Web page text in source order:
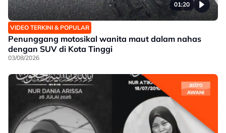
01:20
VIDEO TERKINI & POPULAR
Penunggang motosikal wanita maut dalam nahas
dengan SUV di Kota Tinggi
03/08/2026